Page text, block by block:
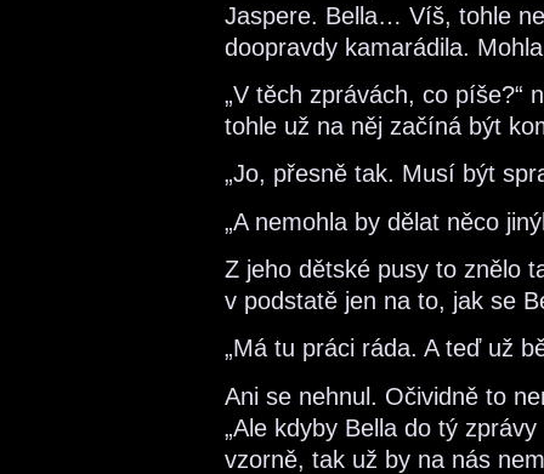
Jaspere. Bella… Víš, tohle
doopravdy kamarádila.
„V těch zprávách, co píše?“
tohle už na něj začíná být
„Jo, přesně tak. Musí být
„A nemohla by dělat něco
Z jeho dětské pusy to znělo
v podstatě jen na to, jak se
„Má tu práci ráda. A teď už
Ani se nehnul. Očividně to
„Ale kdyby Bella do tý
vzorně, tak už by na nás